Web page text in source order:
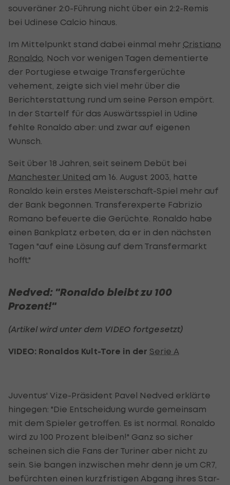
souveräner 2:0-Führung nicht über ein 2:2-Remis
bei Udinese Calcio hinaus.
Im Mittelpunkt stand dabei einmal mehr Cristiano
Ronaldo . Noch vor wenigen Tagen dementierte
der Portugiese etwaige Transfergerüchte
vehement, zeigte sich viel mehr über die
Berichterstattung rund um seine Person empört.
In der Startelf für das Auswärtsspiel in Udine
fehlte Ronaldo aber: und zwar auf eigenen
Wunsch.
Seit über 18 Jahren, seit seinem Debüt bei
Manchester United am 16. August 2003, hatte
Ronaldo kein erstes Meisterschaft-Spiel mehr auf
der Bank begonnen. Transferexperte Fabrizio
Romano befeuerte die Gerüchte. Ronaldo habe
einen Bankplatz erbeten, da er in den nächsten
Tagen "auf eine Lösung auf dem Transfermarkt
hofft."
Nedved: "Ronaldo bleibt zu 100
Prozent!"
(Artikel wird unter dem VIDEO fortgesetzt)
VIDEO: Ronaldos Kult-Tore in der Serie A
Juventus' Vize-Präsident Pavel Nedved erklärte
hingegen: "Die Entscheidung wurde gemeinsam
mit dem Spieler getroffen. Es ist normal. Ronaldo
wird zu 100 Prozent bleiben!" Ganz so sicher
scheinen sich die Fans der Turiner aber nicht zu
sein. Sie bangen inzwischen mehr denn je um CR7,
befürchten einen kurzfristigen Abgang ihres Star-